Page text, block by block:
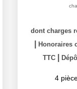
dont charges
Honoraires
TTC
4